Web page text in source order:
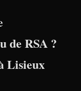
de RSA ?
Lisieux